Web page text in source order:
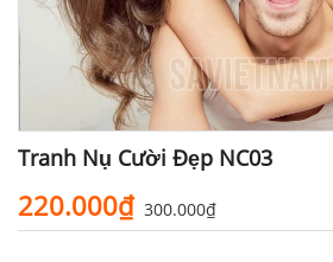
Tranh Nụ Cười Đẹp NC03
220.000₫ 300.000₫